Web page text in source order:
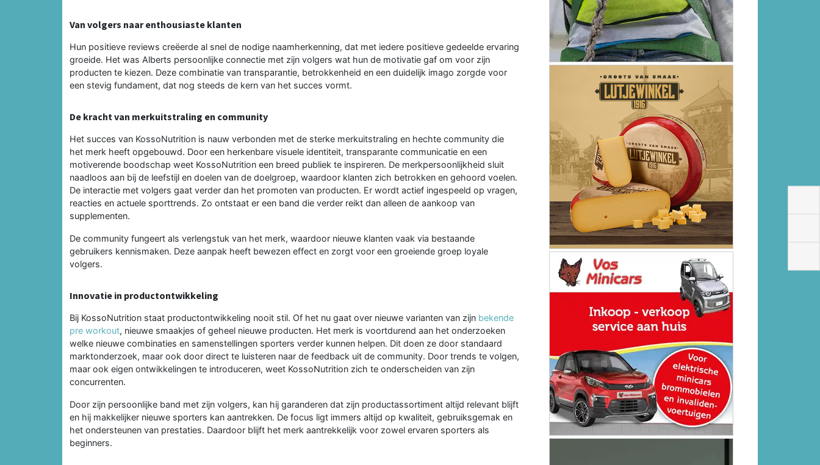
Van volgers naar enthousiaste klanten
Hun positieve reviews creëerde al snel de nodige naamherkenning, dat met iedere positieve gedeelde ervaring
groeide. Het was Alberts persoonlijke connectie met zijn volgers wat hun de motivatie gaf om voor zijn
producten te kiezen. Deze combinatie van transparantie, betrokkenheid en een duidelijk imago zorgde voor
een stevig fundament, dat nog steeds de kern van het succes vormt.
De kracht van merkuitstraling en community
Het succes van KossoNutrition is nauw verbonden met de sterke merkuitstraling en hechte community die
het merk heeft opgebouwd. Door een herkenbare visuele identiteit, transparante communicatie en een
motiverende boodschap weet KossoNutrition een breed publiek te inspireren. De merkpersoonlijkheid sluit
naadloos aan bij de leefstijl en doelen van de doelgroep, waardoor klanten zich betrokken en gehoord voelen.
De interactie met volgers gaat verder dan het promoten van producten. Er wordt actief ingespeeld op vragen,
reacties en actuele sporttrends. Zo ontstaat er een band die verder reikt dan alleen de aankoop van
supplementen.
De community fungeert als verlengstuk van het merk, waardoor nieuwe klanten vaak via bestaande
gebruikers kennismaken. Deze aanpak heeft bewezen effect en zorgt voor een groeiende groep loyale
volgers.
Innovatie in productontwikkeling
Bij KossoNutrition staat productontwikkeling nooit stil. Of het nu gaat over nieuwe varianten van zijn bekende
pre workout, nieuwe smaakjes of geheel nieuwe producten. Het merk is voortdurend aan het onderzoeken
welke nieuwe combinaties en samenstellingen sporters verder kunnen helpen. Dit doen ze door standaard
marktonderzoek, maar ook door direct te luisteren naar de feedback uit de community. Door trends te volgen,
maar ook eigen ontwikkelingen te introduceren, weet KossoNutrition zich te onderscheiden van zijn
concurrenten.
Door zijn persoonlijke band met zijn volgers, kan hij garanderen dat zijn productassortiment altijd relevant blijft
en hij makkelijker nieuwe sporters kan aantrekken. De focus ligt immers altijd op kwaliteit, gebruiksgemak en
het ondersteunen van prestaties. Daardoor blijft het merk aantrekkelijk voor zowel ervaren sporters als
beginners.